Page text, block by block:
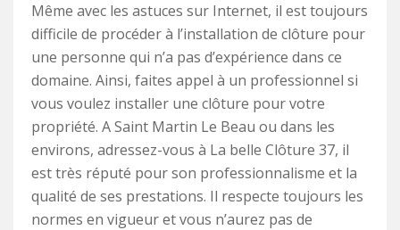
Même avec les astuces sur Internet, il est toujours
difficile de procéder à l’installation de clôture pour
une personne qui n’a pas d’expérience dans ce
domaine. Ainsi, faites appel à un professionnel si
vous voulez installer une clôture pour votre
propriété. A Saint Martin Le Beau ou dans les
environs, adressez-vous à La belle Clôture 37, il
est très réputé pour son professionnalisme et la
qualité de ses prestations. Il respecte toujours les
normes en vigueur et vous n’aurez pas de